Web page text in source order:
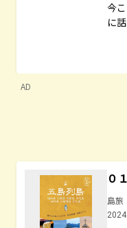
今
に
AD
０
島旅